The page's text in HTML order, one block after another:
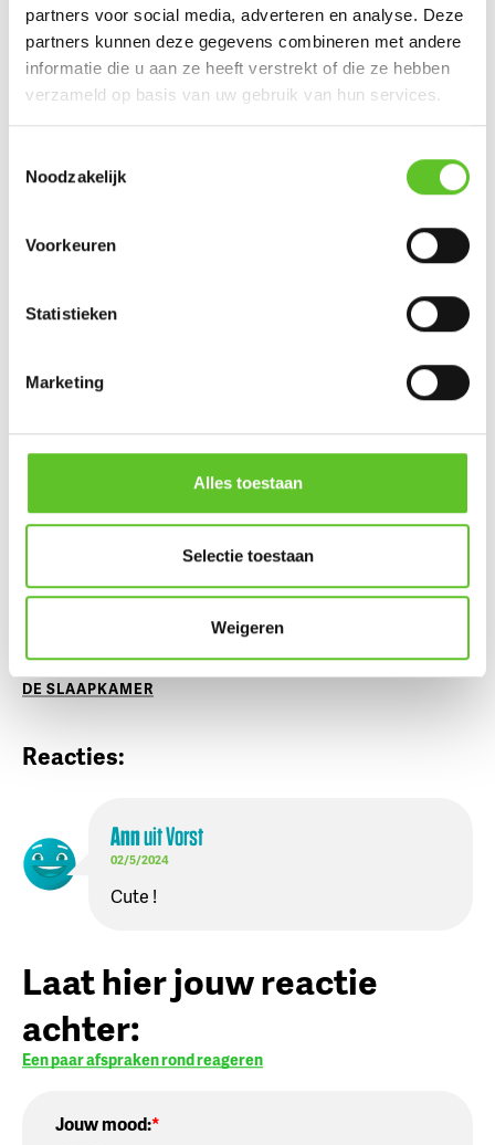
partners voor social media, adverteren en analyse. Deze
partners kunnen deze gegevens combineren met andere
informatie die u aan ze heeft verstrekt of die ze hebben
verzameld op basis van uw gebruik van hun services.
Noodzakelijk
Voorkeuren
Statistieken
Marketing
Alles toestaan
Selectie toestaan
Weigeren
De Slaapkamer
Elke week bezoeken we een Brusselse ket in zijn of haar
vrienden en de wereld.
LEES MEER OVER VORST, VERHALEN UIT DE STAD,
DE SLAAPKAMER
Reacties:
AnnuitVorst
02/5/2024
Cute !
Laat hier jouw reactie
achter:
Een paar afspraken rond reageren
Jouw mood: